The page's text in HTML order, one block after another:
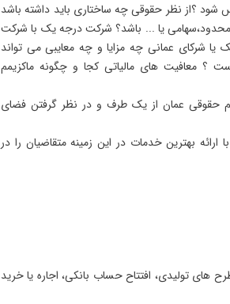
شود ؟از نظر حقوقی چه ساختاری باید داشته باشد
یا ... باشد؟ شرکت درجه یک با شرکت
یا شرکای عمانی چه مزایا و چه معایبی می تواند
؟ معافیت های مالیاتی کجا و چگونه ماکزیمم
حقوقی عمان از یک طرف و در نظر گرفتن فضای
بهترین خدمات در این زمینه متقاضیان را در
های تولیدی، افتتاح حساب بانکی، اجاره یا خرید